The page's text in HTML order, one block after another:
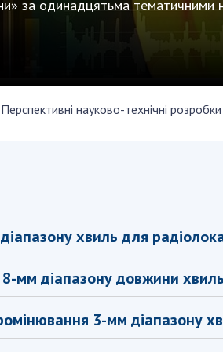
склад
Установи при
Президії
Наукові центри
за одинадцятьма тематичними
Перспективні науково-технічні
хвиль для
мм діапазону довжини хвиль
3-мм діапазону